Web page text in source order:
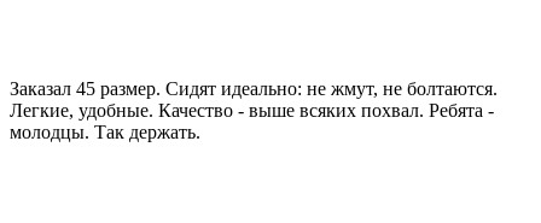
Заказал 45 размер. Сидят идеально: не жмут, не болтаются.
Легкие, удобные. Качество - выше всяких похвал. Ребята -
молодцы. Так держать.